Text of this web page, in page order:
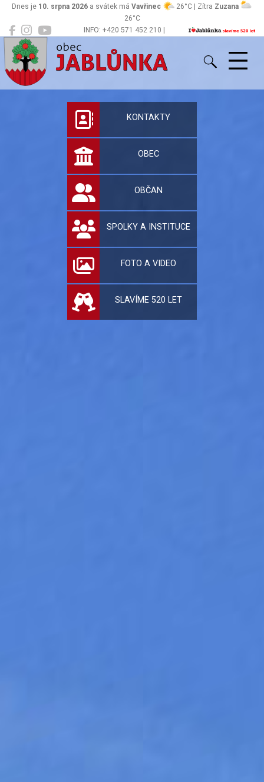
INFO: +420 571 452 210 |
Dnes je 10. srpna 2026 a svátek má Vavřinec 26°C | Zítra Zuzana
26°C
Jablůnka
Oficiální stránky
KONTAKTY
OBEC
OBČAN
SPOLKY A INSTITUCE
FOTO A VIDEO
SLAVÍME 520 LET